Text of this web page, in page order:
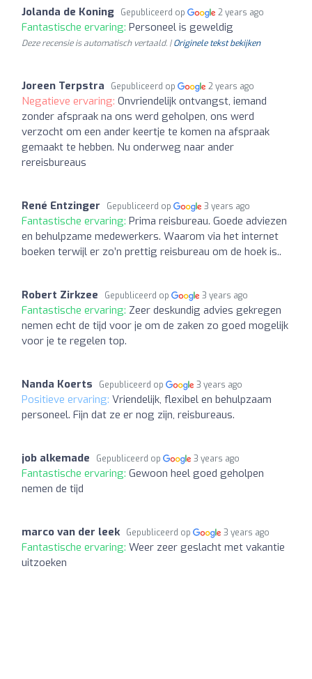
Jolanda de Koning Gepubliceerd op 2 years ago
Fantastische ervaring: Personeel is geweldig
Deze recensie is automatisch vertaald. |Originele tekst bekijken
Joreen Terpstra Gepubliceerd op 2 years ago
Negatieve ervaring: Onvriendelijk ontvangst, iemand
zonder afspraak na ons werd geholpen, ons werd
verzocht om een ander keertje te komen na afspraak
gemaakt te hebben. Nu onderweg naar ander
rereisbureaus
René Entzinger Gepubliceerd op 3 years ago
Fantastische ervaring: Prima reisbureau. Goede adviezen
en behulpzame medewerkers. Waarom via het internet
boeken terwijl er zo’n prettig reisbureau om de hoek is..
Robert Zirkzee Gepubliceerd op 3 years ago
Fantastische ervaring: Zeer deskundig advies gekregen
nemen echt de tijd voor je om de zaken zo goed mogelijk
voor je te regelen top.
Nanda Koerts Gepubliceerd op 3 years ago
Positieve ervaring: Vriendelijk, flexibel en behulpzaam
personeel. Fijn dat ze er nog zijn, reisbureaus.
job alkemade Gepubliceerd op 3 years ago
Fantastische ervaring: Gewoon heel goed geholpen
nemen de tijd
marco van der leek Gepubliceerd op 3 years ago
Fantastische ervaring: Weer zeer geslacht met vakantie
uitzoeken